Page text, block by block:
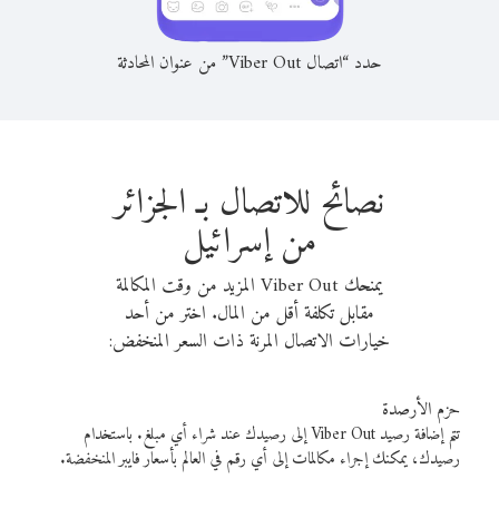
حدد “اتصال Viber Out” من عنوان المحادثة
نصائح للاتصال بـ الجزائر
من إسرائيل
يمنحك Viber Out المزيد من وقت المكالمة
مقابل تكلفة أقل من المال. اختر من أحد
خيارات الاتصال المرنة ذات السعر المنخفض:
حزم الأرصدة
تتم إضافة رصيد Viber Out إلى رصيدك عند شراء أي مبلغ. باستخدام
رصيدك، يمكنك إجراء مكالمات إلى أي رقم في العالم بأسعار فايبر المنخفضة.